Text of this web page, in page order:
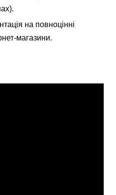
на повноцінні
магазини.